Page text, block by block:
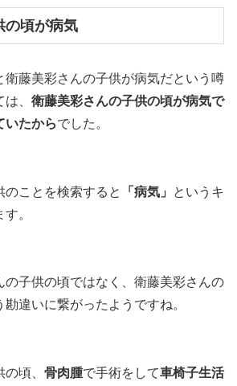
の頃が病気
衛藤美彩さんの子供が病気だという噂
、 衛藤美彩さんの子供の頃が病気で
いたからでした。
ことを検索すると 「病気」
というキ
。
の子供の頃ではなく、衛藤美彩さんの
違いに繋がったようですね。
頃、 骨肉腫で手術をして車椅子生活